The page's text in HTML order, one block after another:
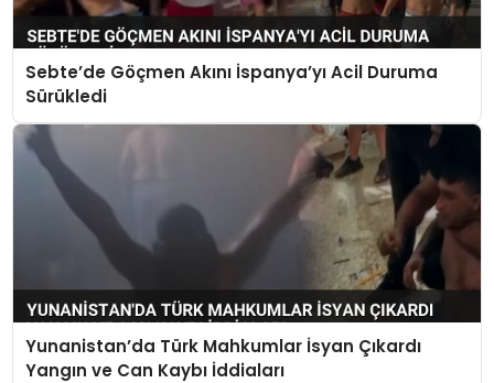
Sebte’de Göçmen Akını İspanya’yı Acil Duruma
Sürükledi
Yunanistan’da Türk Mahkumlar İsyan Çıkardı
Yangın ve Can Kaybı İddiaları